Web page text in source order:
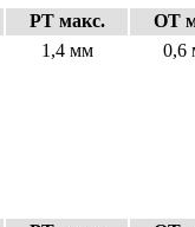
PT макс.
OT
1,4 мм 0,6